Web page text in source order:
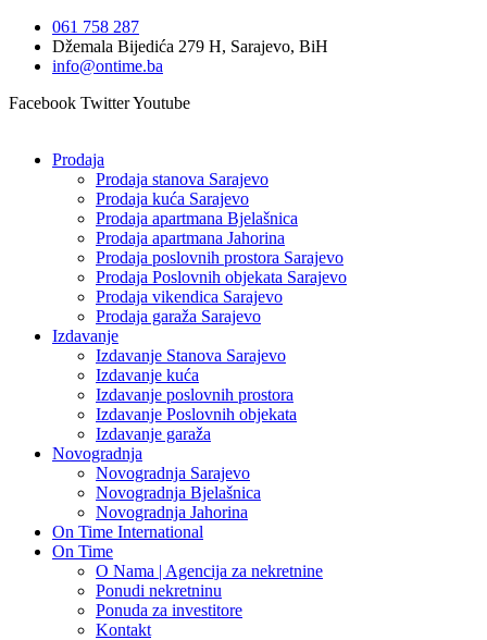
sadržaj
061 758 287
Džemala Bijedića 279 H, Sarajevo, BiH
info@ontime.ba
Facebook TwitterYoutube
Prodaja
Prodaja stanova Sarajevo
Prodaja kuća Sarajevo
Prodaja apartmana Bjelašnica
Prodaja apartmana Jahorina
Prodaja poslovnih prostora Sarajevo
Prodaja Poslovnih objekata Sarajevo
Prodaja vikendica Sarajevo
Prodaja garaža Sarajevo
Izdavanje
Izdavanje Stanova Sarajevo
Izdavanje kuća
Izdavanje poslovnih prostora
Izdavanje Poslovnih objekata
Izdavanje garaža
Novogradnja
Novogradnja Sarajevo
Novogradnja Bjelašnica
Novogradnja Jahorina
On Time International
On Time
O Nama | Agencija za nekretnine
Ponudi nekretninu
Ponuda za investitore
Kontakt